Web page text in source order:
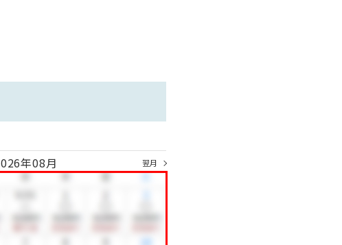
年08月 翌月